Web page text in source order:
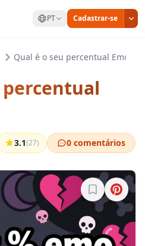
PT Cadastrar-se
Qual é o seu percentual Emo?
3.1(27) 0 comentários
Entre para